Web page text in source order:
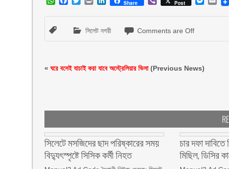
Share Post
সিলেট নগরী Comments are Off
«ঘরে বসেই যাচাই করা যাবে অস্ট্রেলিয়ার ভিসা(Previous News)
সিলেটে মসজিদের ছাদ পরিষ্কারের সময়
বিদ্যুৎস্পৃষ্টে সিসিক কর্মী নিহত
চার দফা
মিছিল, ডিসির